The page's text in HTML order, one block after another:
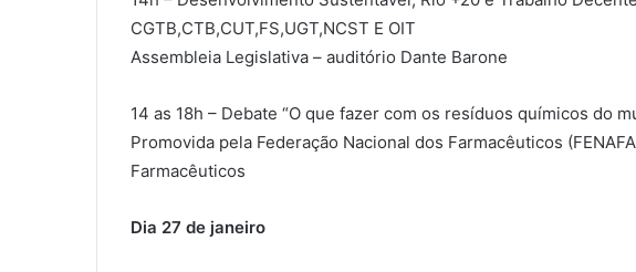
CGTB,CTB,CUT,FS,UGT,NCST E OIT
Assembleia Legislativa – auditório Dante Barone
14 as 18h – Debate “O que fazer com os resíduos químicos do
Promovida pela Federação Nacional dos Farmacêuticos
Farmacêuticos
Dia 27 de janeiro